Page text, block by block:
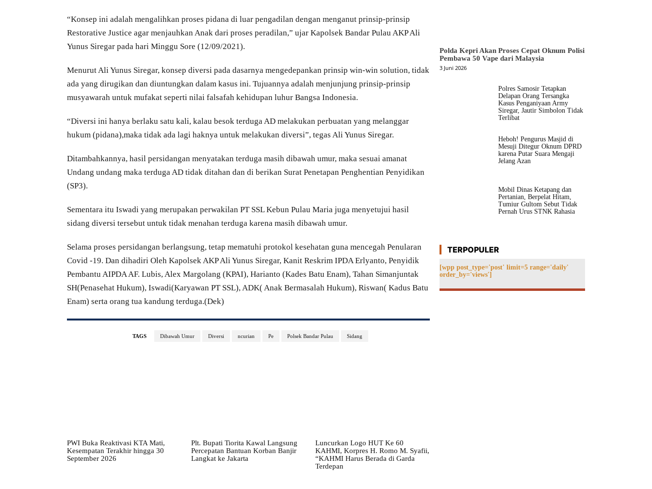
“Konsep ini adalah mengalihkan proses pidana di luar pengadilan dengan menganut prinsip-prinsip
Restorative Justice agar menjauhkan Anak dari proses peradilan,” ujar Kapolsek Bandar Pulau AKP Ali
Yunus Siregar pada hari Minggu Sore (12/09/2021).
Menurut Ali Yunus Siregar, konsep diversi pada dasarnya mengedepankan prinsip win-win solution, tidak
ada yang dirugikan dan diuntungkan dalam kasus ini. Tujuannya adalah menjunjung prinsip-prinsip
musyawarah untuk mufakat seperti nilai falsafah kehidupan luhur Bangsa Indonesia.
“Diversi ini hanya berlaku satu kali, kalau besok terduga AD melakukan perbuatan yang melanggar
hukum (pidana),maka tidak ada lagi haknya untuk melakukan diversi”, tegas Ali Yunus Siregar.
Ditambahkannya, hasil persidangan menyatakan terduga masih dibawah umur, maka sesuai amanat
Undang undang maka terduga AD tidak ditahan dan di berikan Surat Penetapan Penghentian Penyidikan
(SP3).
Sementara itu Iswadi yang merupakan perwakilan PT SSL Kebun Pulau Maria juga menyetujui hasil
sidang diversi tersebut untuk tidak menahan terduga karena masih dibawah umur.
Selama proses persidangan berlangsung, tetap mematuhi protokol kesehatan guna mencegah Penularan
Covid -19. Dan dihadiri Oleh Kapolsek AKP Ali Yunus Siregar, Kanit Reskrim IPDA Erlyanto, Penyidik
Pembantu AIPDA AF. Lubis, Alex Margolang (KPAI), Harianto (Kades Batu Enam), Tahan Simanjuntak
SH(Penasehat Hukum), Iswadi(Karyawan PT SSL), ADK( Anak Bermasalah Hukum), Riswan( Kadus Batu
Enam) serta orang tua kandung terduga.(Dek)
TAGS Dibawah Umur Diversi ncurian Pe Polsek Bandar Pulau Sidang
PWI Buka Reaktivasi KTA Mati,
Kesempatan Terakhir hingga 30
September 2026
Plt. Bupati Tiorita Kawal Langsung
Percepatan Bantuan Korban Banjir
Langkat ke Jakarta
Luncurkan Logo HUT Ke 60
KAHMI, Korpres H. Romo M. Syafii,
“KAHMI Harus Berada di Garda
Terdepan
Polda Kepri Akan Proses Cepat Oknum Polisi
Pembawa 50 Vape dari Malaysia
3 Juni 2026
Polres Samosir Tetapkan
Delapan Orang Tersangka
Kasus Penganiyaan Army
Siregar, Jautir Simbolon Tidak
Terlibat
Heboh! Pengurus Masjid di
Mesuji Ditegur Oknum DPRD
karena Putar Suara Mengaji
Jelang Azan
Mobil Dinas Ketapang dan
Pertanian, Berpelat Hitam,
Tumiur Gultom Sebut Tidak
Pernah Urus STNK Rahasia
TERPOPULER
[wpp post_type='post' limit=5 range='daily'
order_by='views']